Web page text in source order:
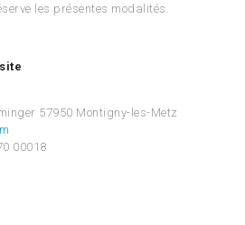
les présentes modalités.
57950 Montigny-les-Metz
00018